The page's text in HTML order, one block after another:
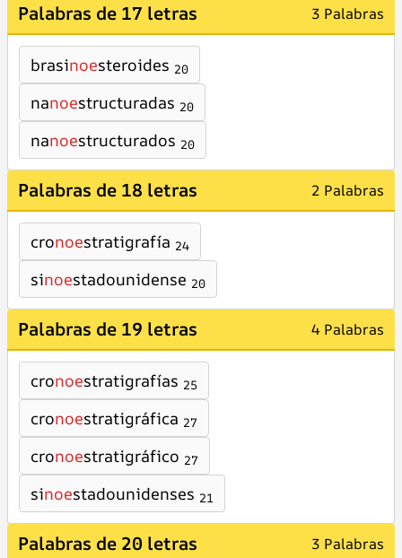
Palabras de 17 letras 3 Palabras
brasinoesteroides 20
nanoestructuradas 20
nanoestructurados 20
Palabras de 18 letras 2 Palabras
cronoestratigrafía 24
sinoestadounidense 20
Palabras de 19 letras 4 Palabras
cronoestratigrafías 25
cronoestratigráfica 27
cronoestratigráfico 27
sinoestadounidenses 21
Palabras de 20 letras 3 Palabras